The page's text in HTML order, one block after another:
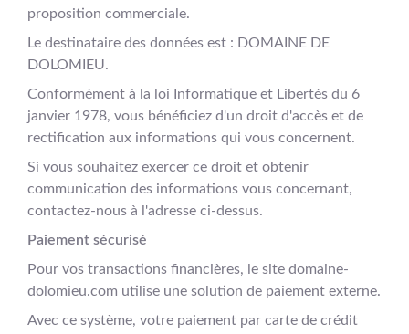
proposition commerciale.
Le destinataire des données est : DOMAINE DE
DOLOMIEU.
Conformément à la loi Informatique et Libertés du 6
janvier 1978, vous bénéficiez d'un droit d'accès et de
rectification aux informations qui vous concernent.
Si vous souhaitez exercer ce droit et obtenir
communication des informations vous concernant,
contactez-nous à l'adresse ci-dessus.
Paiement sécurisé
Pour vos transactions financières, le site domaine-
dolomieu.com utilise une solution de paiement externe.
Avec ce système, votre paiement par carte de crédit